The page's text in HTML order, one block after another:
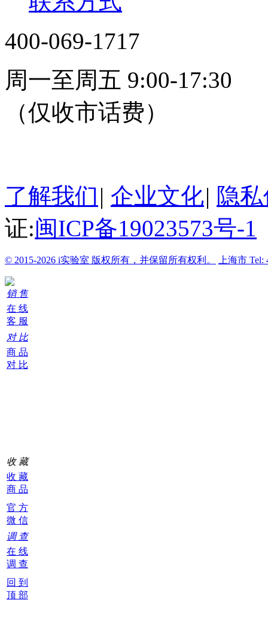
400-069-1717
周一至周五 9:00-17:30
（仅收市话费）
了解我们 | 企业文化| 隐
证:闽ICP备19023573号-1
© 2015-2026 i实验室 版权所有，并保留所有权利。 上海市 Tel:
销 售
在 线
客 服
对 比
商 品
对 比
收 藏
收 藏
商 品
官 方
微 信
调 查
在 线
调 查
回 到
顶 部